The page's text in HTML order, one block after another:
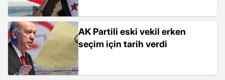
AK Partili eski vekil erken
seçim için tarih verdi